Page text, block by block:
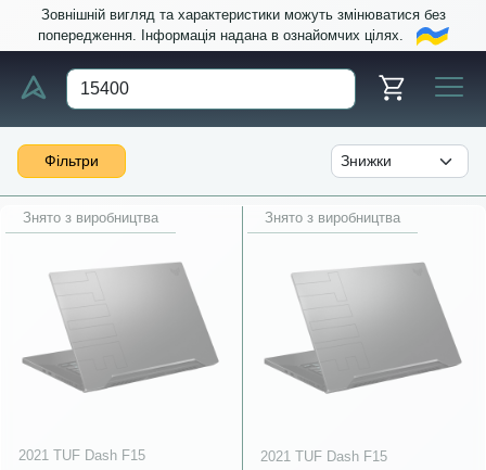
Зовнішній вигляд та характеристики можуть змінюватися без
попередження. Інформація надана в ознайомчих цілях.
Фільтри
Знято з виробництва
2021 TUF Dash F15
Знято з виробництва
2021 TUF Dash F15